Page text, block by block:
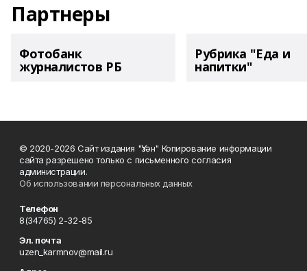
Партнеры
Фотобанк
журналистов РБ
Рубрика "Еда и
напитки"
© 2020-2026 Сайт издания "Үзән" Копирование информации
сайта разрешено только с письменного согласия
администрации.
Об использовании персональных данных
Телефон
8(34765) 2-32-85
Эл. почта
uzen_karmnov@mail.ru